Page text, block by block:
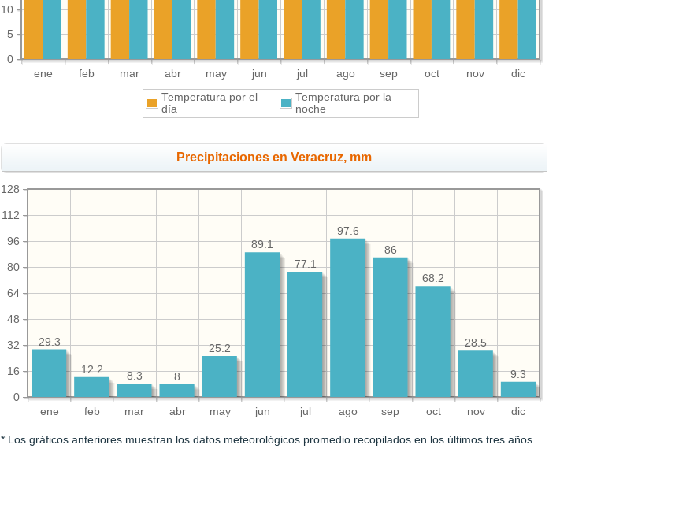
ene feb mar abr may jun jul ago sep oct nov dic
0
5
10
Temperatura por el
día
Temperatura por la
noche
Precipitaciones en Veracruz, mm
ene feb mar abr may jun jul ago sep oct nov dic
0
16
32
48
64
80
96
112
128
9.3
28.5
68.2
86
97.6
77.1
89.1
25.2
8
8.3
12.2
29.3
* Los gráficos anteriores muestran los datos meteorológicos promedio recopilados en los últimos tres años.